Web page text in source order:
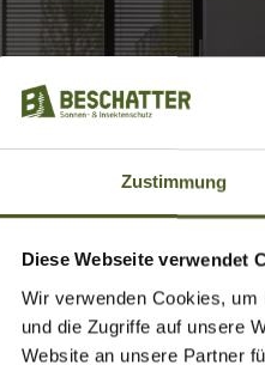
Zustimmung
Diese Webseite verwendet
Wir verwenden Cookies,
und die Zugriffe auf unsere
Website an unsere Partner
per Zentrale oder
und
Buchen
oder bei